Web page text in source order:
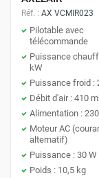
installations
performance,
confort optimal
Ventilo-
Ventilo-
Réf. : AX VCMIR023
Pilotable avec
télécommande
Puissance
kW
Puissance froid :
Débit d'air : 410
Alimentation :
Moteur AC
alternatif)
Puissance : 30 W
Poids : 10,5 kg